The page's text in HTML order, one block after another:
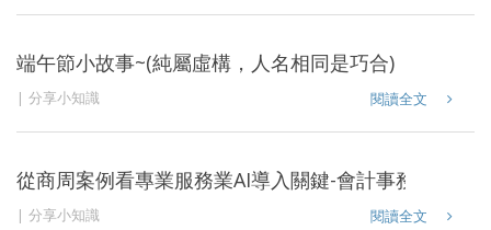
端午節小故事~(純屬虛構，人名相同是巧合)
分享小知識 閱讀全文
從商周案例看專業服務業AI導入關鍵-會計事務所6大
分享小知識 閱讀全文